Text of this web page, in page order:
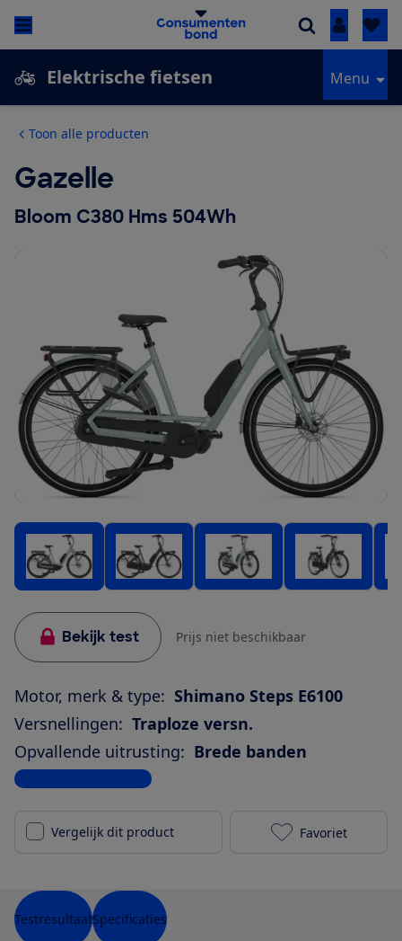
Inloggen
Elektrische fietsen Menu
Toon alle producten
Gazelle
Bloom C380 Hms 504Wh
Bekijk test Prijs niet beschikbaar
Motor, merk & type: Shimano Steps E6100
Versnellingen: Traploze versn.
Opvallende uitrusting: Brede banden
Bekijk alle specificaties
Vergelijk dit product Gazelle
Favoriet
TestresultaatSpecificaties